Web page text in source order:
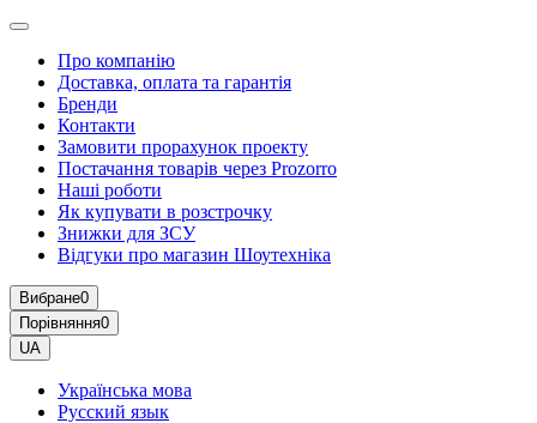
Про компанію
Доставка, оплата та гарантія
Бренди
Контакти
Замовити прорахунок проекту
Постачання товарів через Prozorro
Наші роботи
Як купувати в розстрочку
Знижки для ЗСУ
Відгуки про магазин Шоутехнiка
Вибране0
Порівняння0
UA
Українська мова
Русский язык